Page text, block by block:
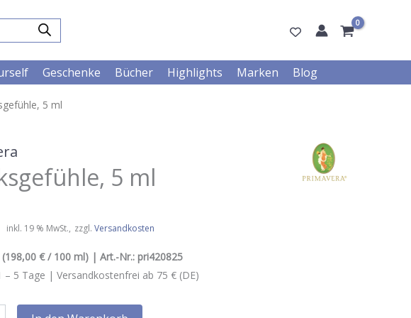
Geschenke Bücher Highlights Marken Blog
5 ml
5 ml
inkl. 19 % MwSt. zzgl. Versandkosten
(198,00 € / 100 ml) | Art.-Nr.: pri420825
– 5 Tage | Versandkostenfrei ab 75 € (DE)